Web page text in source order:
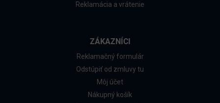
Reklamácia a vrátenie
ZÁKAZNÍCI
Reklamačný formulár
Odstúpiť od zmluvy tu
Môj účet
Nákupný košík